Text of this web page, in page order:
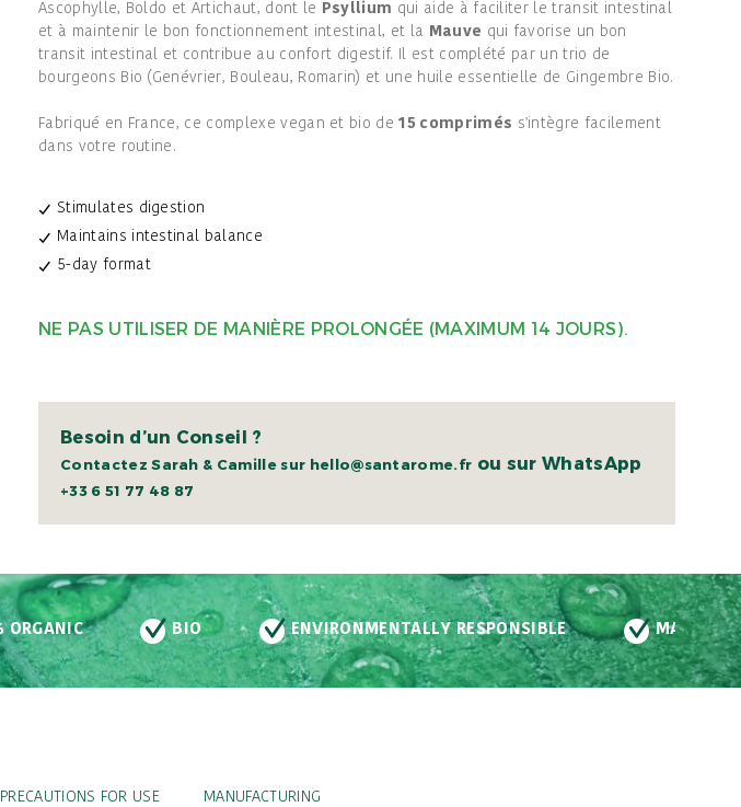
Ascophylle, Boldo et Artichaut, dont le Psyllium qui aide à faciliter le transit intestinal
et à maintenir le bon fonctionnement intestinal, et la Mauve qui favorise un bon
transit intestinal et contribue au confort digestif. Il est complété par un trio de
bourgeons Bio (Genévrier, Bouleau, Romarin) et une huile essentielle de Gingembre Bio.
Fabriqué en France, ce complexe vegan et bio de15 comprimés s'intègre facilement
dans votre routine.
Stimulates digestion
Maintains intestinal balance
5-day format
NE PAS UTILISER DE MANIÈRE PROLONGÉE (MAXIMUM 14 JOURS).
Besoin d’un Conseil ?
Contactez Sarah & Camille sur hello@santarome.fr ou sur WhatsApp
+33 6 51 77 48 87
BIO ENVIRONMENTALLY RESPONSIBLE MADE IN FRANCE
PRECAUTIONS FOR USE MANUFACTURING